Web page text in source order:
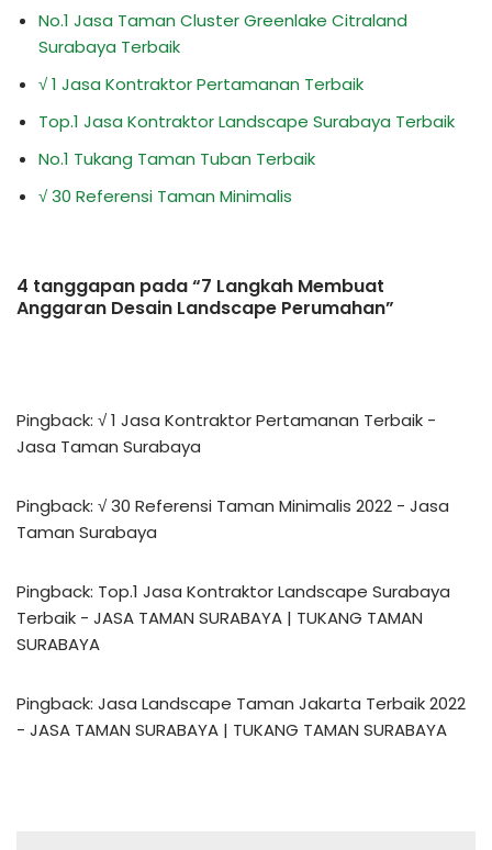
No.1 Jasa Taman Cluster Greenlake Citraland
Surabaya Terbaik
√ 1 Jasa Kontraktor Pertamanan Terbaik
Top.1 Jasa Kontraktor Landscape Surabaya Terbaik
No.1 Tukang Taman Tuban Terbaik
√ 30 Referensi Taman Minimalis
4 tanggapan pada “7 Langkah Membuat
Anggaran Desain Landscape Perumahan”
Pingback: √ 1 Jasa Kontraktor Pertamanan Terbaik -
Jasa Taman Surabaya
Pingback: √ 30 Referensi Taman Minimalis 2022 - Jasa
Taman Surabaya
Pingback: Top.1 Jasa Kontraktor Landscape Surabaya
Terbaik - JASA TAMAN SURABAYA | TUKANG TAMAN
SURABAYA
Pingback: Jasa Landscape Taman Jakarta Terbaik 2022
- JASA TAMAN SURABAYA | TUKANG TAMAN SURABAYA